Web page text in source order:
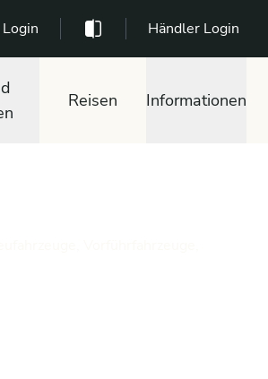
Händler Login
Reisen Informationen
Vorführfahrzeuge,